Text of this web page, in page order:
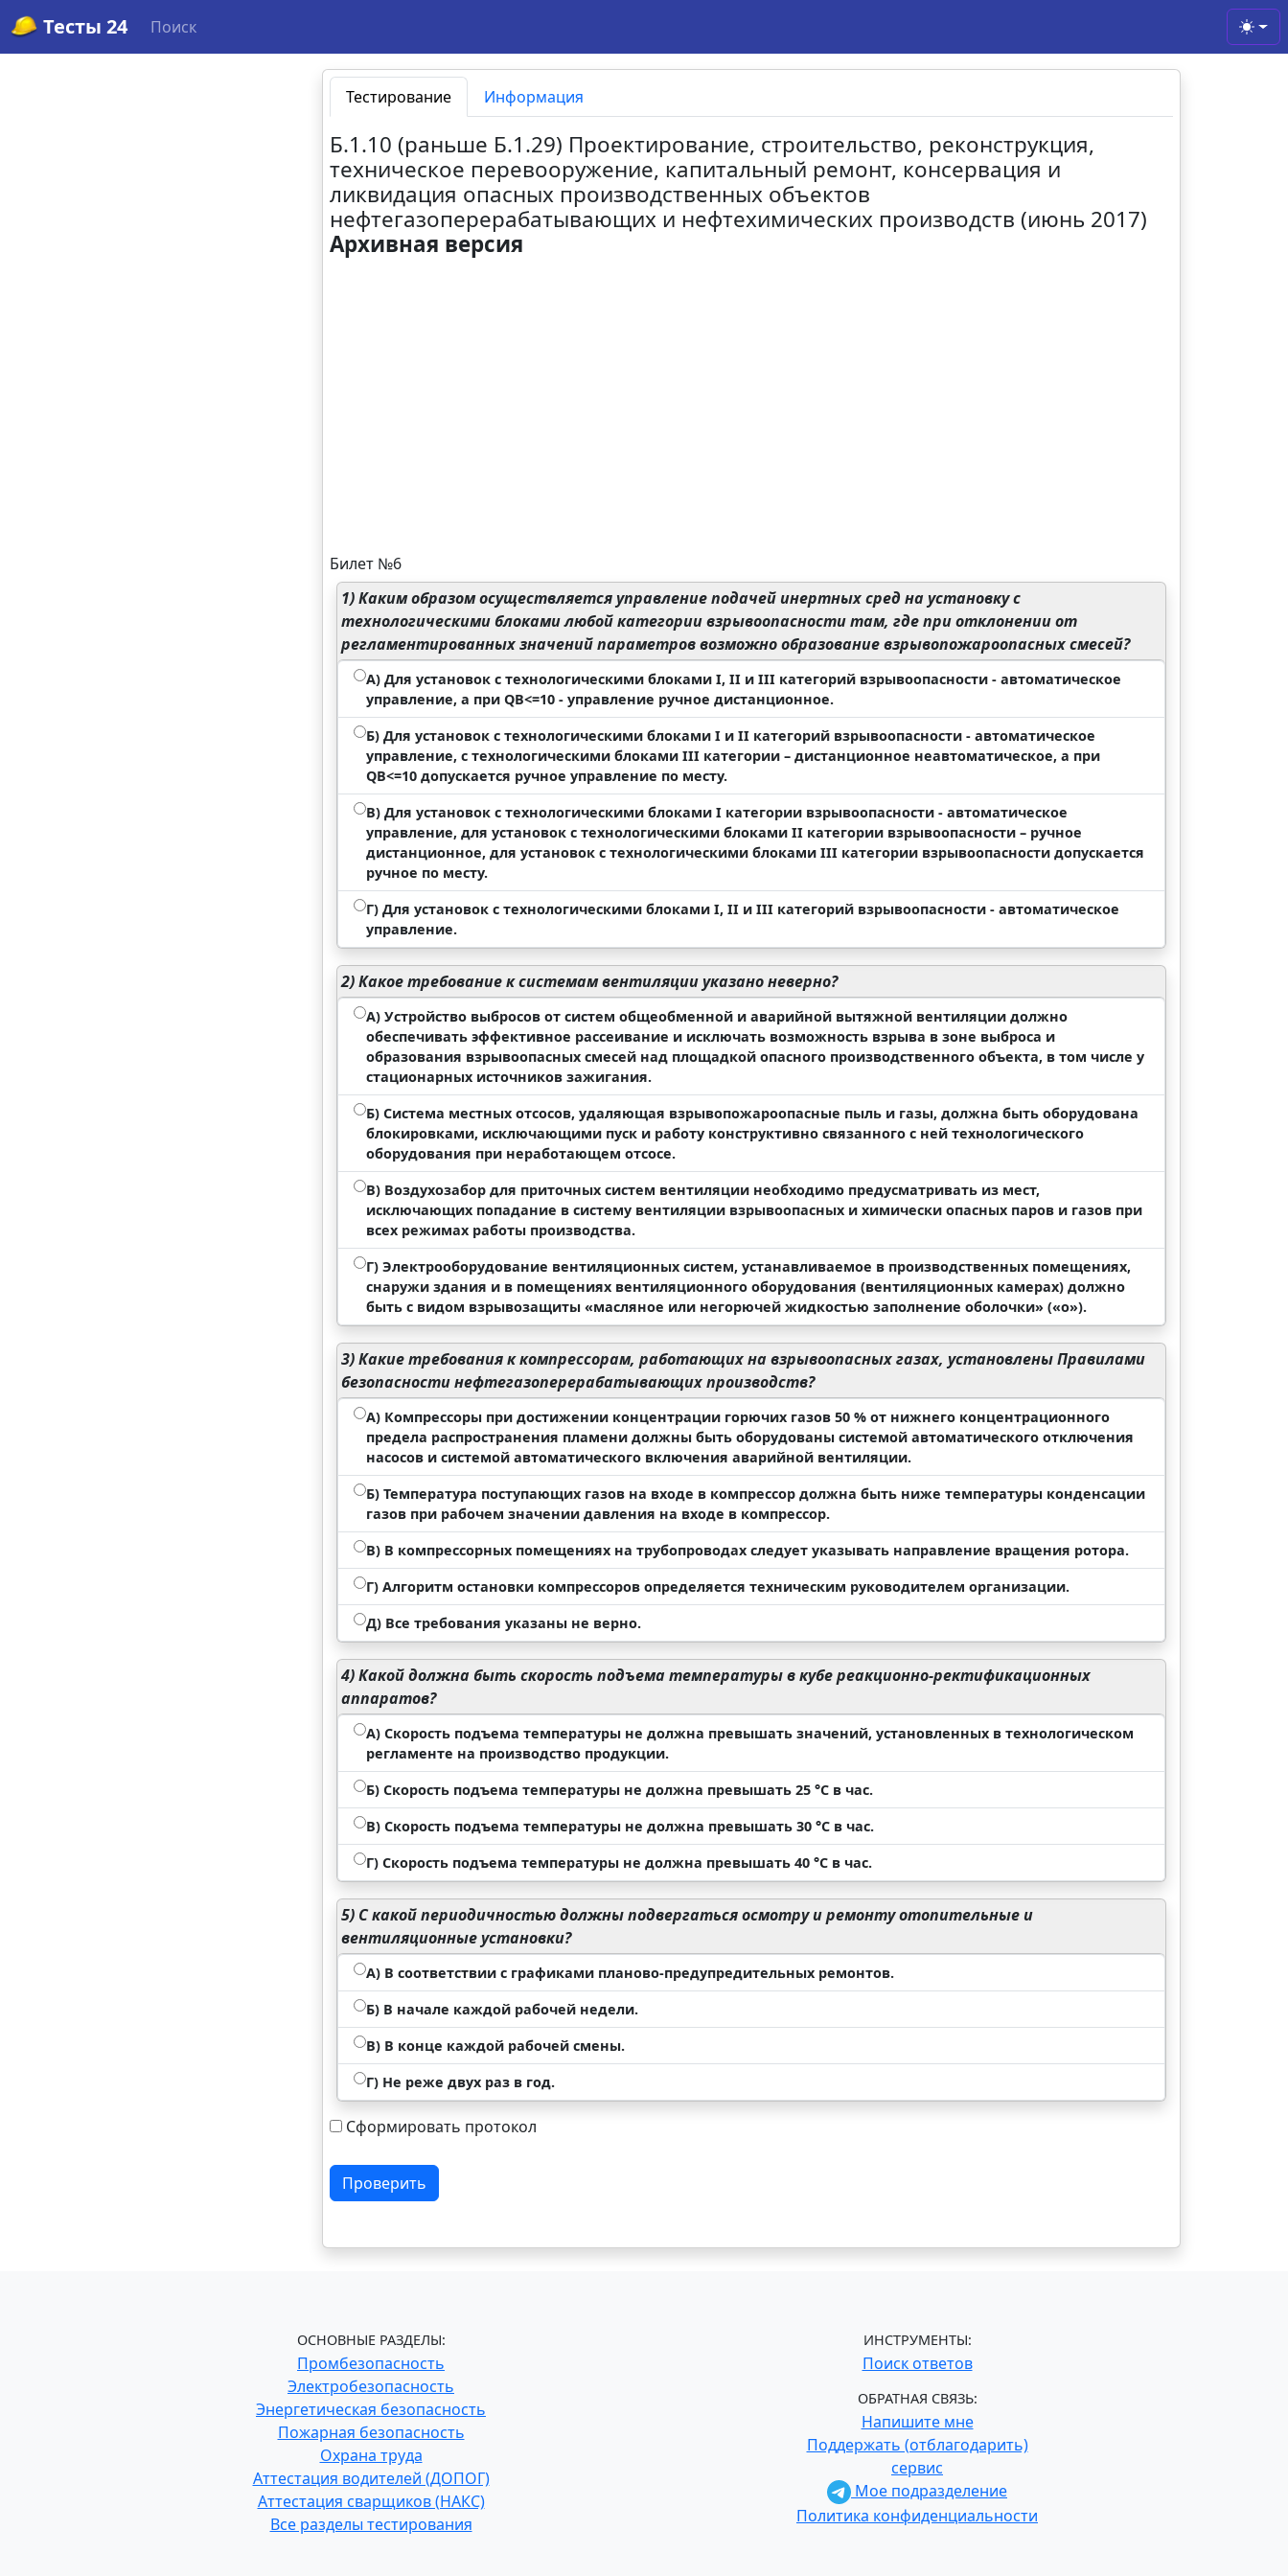
Тесты 24 Поиск
Тестирование Информация
Б.1.10 (раньше Б.1.29) Проектирование, строительство, реконструкция,
техническое перевооружение, капитальный ремонт, консервация и
ликвидация опасных производственных объектов
нефтегазоперерабатывающих и нефтехимических производств (июнь 2017)
Архивная версия
Билет №6
1)Каким образом осуществляется управление подачей инертных сред на установку с
технологическими блоками любой категории взрывоопасности там, где при отклонении от
регламентированных значений параметров возможно образование взрывопожароопасных смесей?
А) Для установок с технологическими блоками I, II и III категорий взрывоопасности - автоматическое
управление, а при QВ<=10 - управление ручное дистанционное.
Б) Для установок с технологическими блоками I и II категорий взрывоопасности - автоматическое
управление, с технологическими блоками III категории – дистанционное неавтоматическое, а при
QВ<=10 допускается ручное управление по месту.
В) Для установок с технологическими блоками I категории взрывоопасности - автоматическое
управление, для установок с технологическими блоками II категории взрывоопасности – ручное
дистанционное, для установок с технологическими блоками III категории взрывоопасности допускается
ручное по месту.
Г) Для установок с технологическими блоками I, II и III категорий взрывоопасности - автоматическое
управление.
2)Какое требование к системам вентиляции указано неверно?
А) Устройство выбросов от систем общеобменной и аварийной вытяжной вентиляции должно
обеспечивать эффективное рассеивание и исключать возможность взрыва в зоне выброса и
образования взрывоопасных смесей над площадкой опасного производственного объекта, в том числе у
стационарных источников зажигания.
Б) Система местных отсосов, удаляющая взрывопожароопасные пыль и газы, должна быть оборудована
блокировками, исключающими пуск и работу конструктивно связанного с ней технологического
оборудования при неработающем отсосе.
В) Воздухозабор для приточных систем вентиляции необходимо предусматривать из мест,
исключающих попадание в систему вентиляции взрывоопасных и химически опасных паров и газов при
всех режимах работы производства.
Г) Электрооборудование вентиляционных систем, устанавливаемое в производственных помещениях,
снаружи здания и в помещениях вентиляционного оборудования (вентиляционных камерах) должно
быть с видом взрывозащиты «масляное или негорючей жидкостью заполнение оболочки» («о»).
3)Какие требования к компрессорам, работающих на взрывоопасных газах, установлены Правилами
безопасности нефтегазоперерабатывающих производств?
А) Компрессоры при достижении концентрации горючих газов 50 % от нижнего концентрационного
предела распространения пламени должны быть оборудованы системой автоматического отключения
насосов и системой автоматического включения аварийной вентиляции.
Б) Температура поступающих газов на входе в компрессор должна быть ниже температуры конденсации
газов при рабочем значении давления на входе в компрессор.
В) В компрессорных помещениях на трубопроводах следует указывать направление вращения ротора.
Г) Алгоритм остановки компрессоров определяется техническим руководителем организации.
Д) Все требования указаны не верно.
4)Какой должна быть скорость подъема температуры в кубе реакционно-ректификационных
аппаратов?
А) Скорость подъема температуры не должна превышать значений, установленных в технологическом
регламенте на производство продукции.
Б) Скорость подъема температуры не должна превышать 25 °С в час.
В) Скорость подъема температуры не должна превышать 30 °С в час.
Г) Скорость подъема температуры не должна превышать 40 °С в час.
5) С какой периодичностью должны подвергаться осмотру и ремонту отопительные и
вентиляционные установки?
А) В соответствии с графиками планово-предупредительных ремонтов.
Б) В начале каждой рабочей недели.
В) В конце каждой рабочей смены.
Г) Не реже двух раз в год.
Сформировать протокол
Проверить
ОСНОВНЫЕ РАЗДЕЛЫ:
Промбезопасность
Электробезопасность
Энергетическая безопасность
Пожарная безопасность
Охрана труда
Аттестация водителей (ДОПОГ)
Аттестация сварщиков (НАКС)
Все разделы тестирования
ИНСТРУМЕНТЫ:
Поиск ответов
ОБРАТНАЯ СВЯЗЬ:
Напишите мне
Поддержать (отблагодарить)
сервис
Мое подразделение
Политика конфиденциальности